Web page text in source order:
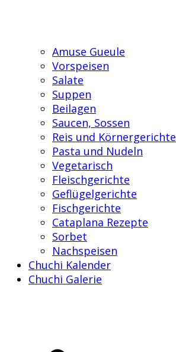
Amuse Gueule
Vorspeisen
Salate
Suppen
Beilagen
Saucen, Sossen
Reis und Körnergerichte
Pasta und Nudeln
Vegetarisch
Fleischgerichte
Geflügelgerichte
Fischgerichte
Cataplana Rezepte
Sorbet
Nachspeisen
Chuchi Kalender
Chuchi Galerie